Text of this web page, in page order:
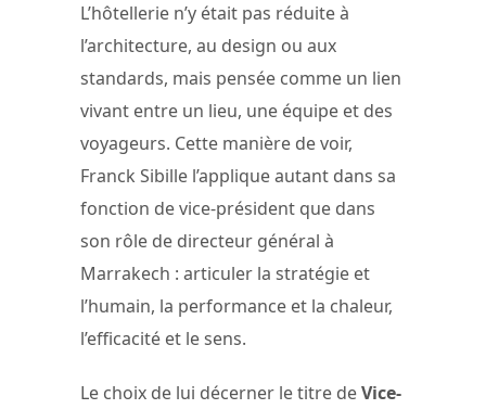
L’hôtellerie n’y était pas réduite à
l’architecture, au design ou aux
standards, mais pensée comme un lien
vivant entre un lieu, une équipe et des
voyageurs. Cette manière de voir,
Franck Sibille l’applique autant dans sa
fonction de vice-président que dans
son rôle de directeur général à
Marrakech : articuler la stratégie et
l’humain, la performance et la chaleur,
l’efficacité et le sens.
Le choix de lui décerner le titre deVice-